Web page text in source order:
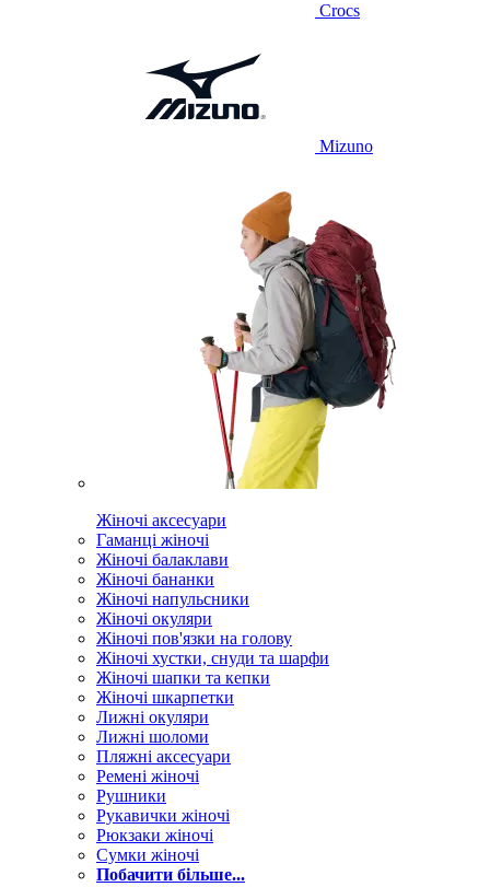
Crocs
Mizuno
Жіночі аксесуари
Гаманці жіночі
Жіночі балаклави
Жіночі бананки
Жіночі напульсники
Жіночі окуляри
Жіночі пов'язки на голову
Жіночі хустки, снуди та шарфи
Жіночі шапки та кепки
Жіночі шкарпетки
Лижні окуляри
Лижні шоломи
Пляжні аксесуари
Ремені жіночі
Рушники
Рукавички жіночі
Рюкзаки жіночі
Сумки жіночі
Побачити більше...